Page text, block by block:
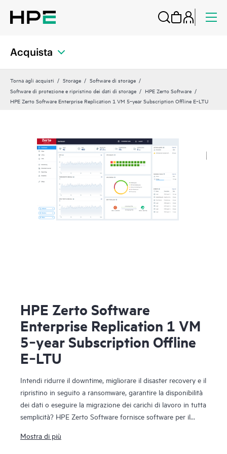
Acquista
Torna agli acquisti Storage
Software di storage
Software di protezione e ripristino dei dati di storage
HPE Zerto Software
HPE Zerto Software Enterprise Replication 1 VM 5‑year Subscription Offline E‑LTU
HPE Zerto Software
Enterprise Replication 1 VM
5‑year Subscription Offline
E‑LTU
Intendi ridurre il downtime, migliorare il disaster recovery e il
ripristino in seguito a ransomware, garantire la disponibilità
dei dati o eseguire la migrazione dei carichi di lavoro in tutta
semplicità? HPE Zerto Software fornisce software per il
carichi di lavoro in ambienti virtualizzati e cloud. HPE Zerto
Mostra di più